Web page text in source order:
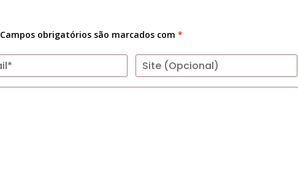
Campos obrigatórios são marcados com *